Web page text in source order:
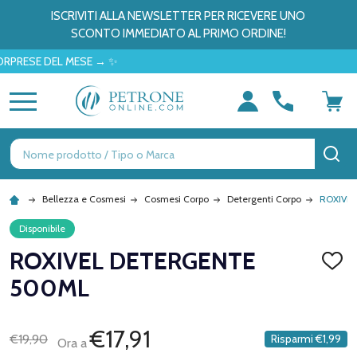
ISCRIVITI ALLA NEWSLETTER PER RICEVERE UNO
SCONTO IMMEDIATO AL PRIMO ORDINE!
DEL MESE → ✨
Ricerca
Bellezza e Cosmesi Cosmesi Corpo Detergenti Corpo
Disponibile
ROXIVEL DETERGENTE
500ML
€19,90
Ora a€17,91 Risparmi €1,99